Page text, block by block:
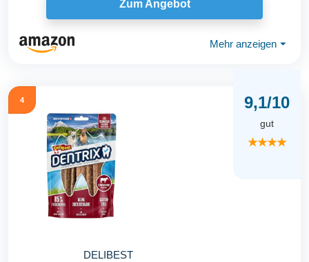
Zum Angebot
Mehr anzeigen ⏷
4
DELIBEST
9,1/10
gut
★★★★